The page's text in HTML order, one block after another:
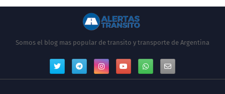
Somos el blog mas popular de transito y transporte de Argentina